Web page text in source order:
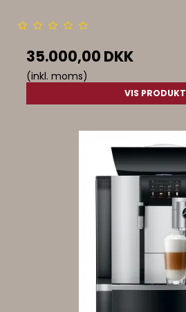
35.000,00 DKK
(inkl. moms)
VIS PRODUKT